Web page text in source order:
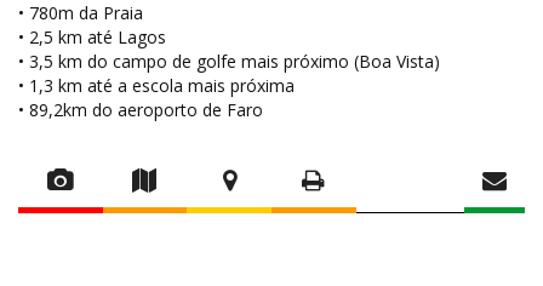
• 780m da Praia
• 2,5 km até Lagos
• 3,5 km do campo de golfe mais próximo (Boa Vista)
• 1,3 km até a escola mais próxima
• 89,2km do aeroporto de Faro